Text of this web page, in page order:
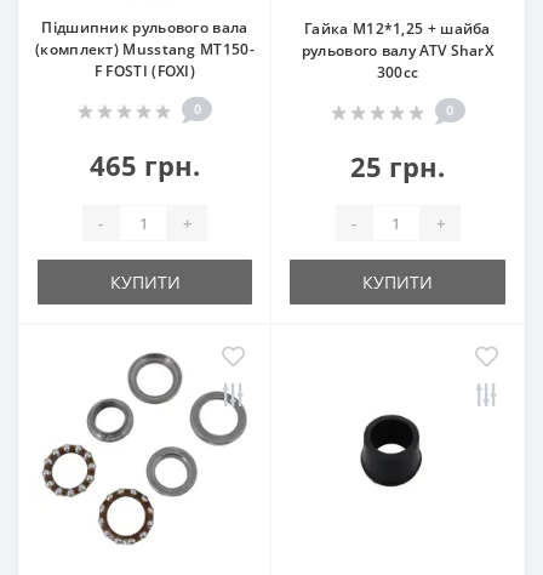
Підшипник рульового вала
(комплект) Musstang MT150-
F FOSTI (FOXI)
0
465 грн.
- +
КУПИТИ
Гайка М12*1,25 + шайба
рульового валу ATV SharX
300сс
0
25 грн.
- +
КУПИТИ